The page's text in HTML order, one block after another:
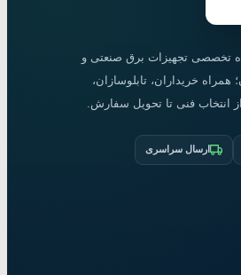
تخصصی تجهیزات برق صنعتی و
همراه خریداران، تابلو‌سازان،
انتخاب فنی تا تحویل سفارش.
ارسال سراسری